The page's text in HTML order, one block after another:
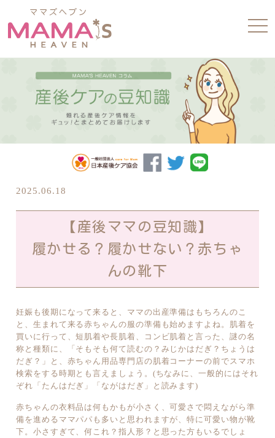
2025.06.18
【産後ママの豆知識】
履かせる？履かせない？赤ちゃ
んの靴下
妊娠も後期になって来ると、ママの出産準備はもちろんのこ
と、生まれて来る赤ちゃんの服の準備も始めますよね。肌着を
買いに行って、短肌着や長肌着、コンビ肌着と言った、謎の名
称と種類に、「そもそも何て読むの？みじかはだぎ？ちょうは
だぎ？」と、赤ちゃん用品専門店の肌着コーナーの前でスマホ
検索をする時期とも言えましょう。(ちなみに、一般的にはそれ
ぞれ「たんはだぎ」「ながはだぎ」と読みます)
赤ちゃんの衣料品は何もかもが小さく、可愛さで悶えながら準
備を進めるママパパも多いと思われますが、特に可愛い物が靴
下。小さすぎて、何これ？指人形？と思った方もいるでしょ